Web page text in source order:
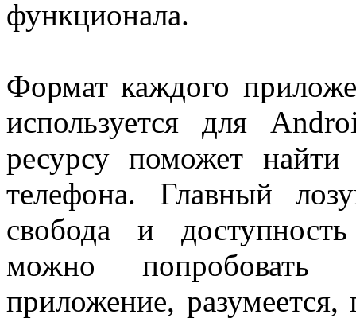
функционала.
Формат каждого
используется для
ресурсу поможет
телефона. Главный
свобода и
можно попробовать
приложение, разумеется,